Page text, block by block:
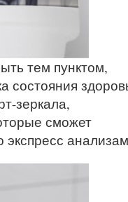
тем пунктом,
состояния
зеркала,
сможет